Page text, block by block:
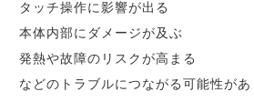
タッチ操作に影響が出る
本体内部にダメージが及ぶ
発熱や故障のリスクが高まる
などのトラブルにつながる可能性があ